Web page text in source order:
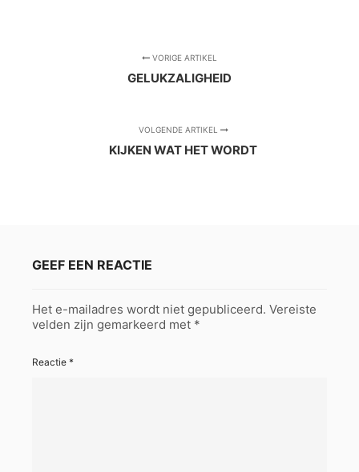
VORIGE ARTIKEL
GELUKZALIGHEID
VOLGENDE ARTIKEL
KIJKEN WAT HET WORDT
GEEF EEN REACTIE
Het e-mailadres wordt niet gepubliceerd. Vereiste
velden zijn gemarkeerd met *
Reactie *